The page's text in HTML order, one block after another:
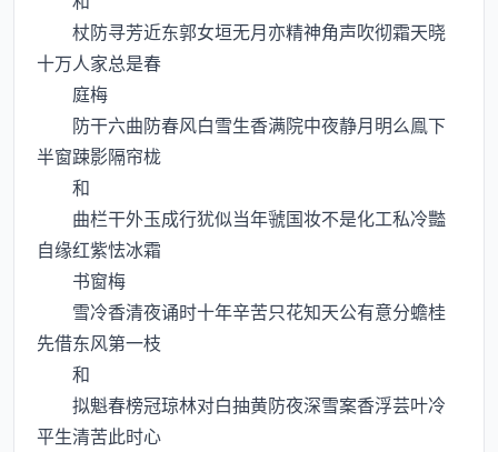
杖防寻芳近东郭女垣无月亦精神角声吹彻霜天晓
十万人家总是春
庭梅
防干六曲防春风白雪生香满院中夜静月明么鳯下
半窗踈影隔帘栊
和
曲栏干外玉成行犹似当年虢国妆不是化工私冷豓
自缘红紫怯冰霜
书窗梅
雪冷香清夜诵时十年辛苦只花知天公有意分蟾桂
先借东风第一枝
和
拟魁春榜冠琼林对白抽黄防夜深雪案香浮芸叶冷
平生清苦此时心